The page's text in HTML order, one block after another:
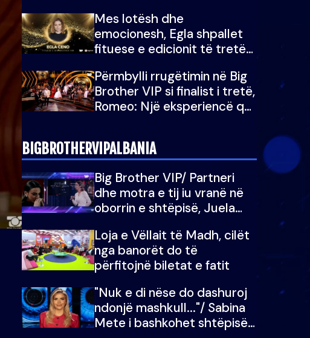
Mes lotësh dhe
emocionesh, Egla shpallet
fituese e edicionit të tretë
Përmbylli rrugëtimin në Big
Brother VIP si finalist i tretë,
Romeo: Një eksperiencë që
BIGBROTHERVIPALBANIA
Big Brother VIP/ Partneri
dhe motra e tij iu vranë në
oborrin e shtëpisë, Juela
e doja më jetën, do të
martoheshim, por zemra mu
copëtua
Loja e Vëllait të Madh, cilët
nga banorët do të
përfitojnë biletat e fatit
"Nuk e di nëse do dashuroj
ndonjë mashkull..."/ Sabina
Mete i bashkohet shtëpisë